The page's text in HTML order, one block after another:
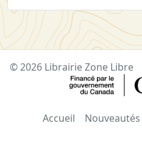
© 2026 Librairie Zone Libre
Accueil Nouveautés